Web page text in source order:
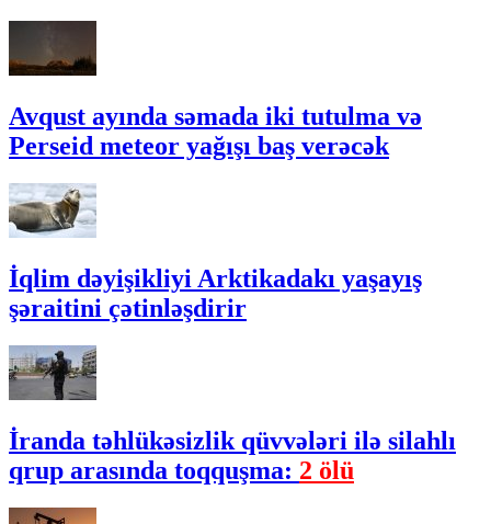
Avqust ayında səmada iki tutulma və
Perseid meteor yağışı baş verəcək
İqlim dəyişikliyi Arktikadakı yaşayış
şəraitini çətinləşdirir
İranda təhlükəsizlik qüvvələri ilə silahlı
qrup arasında toqquşma: 2 ölü